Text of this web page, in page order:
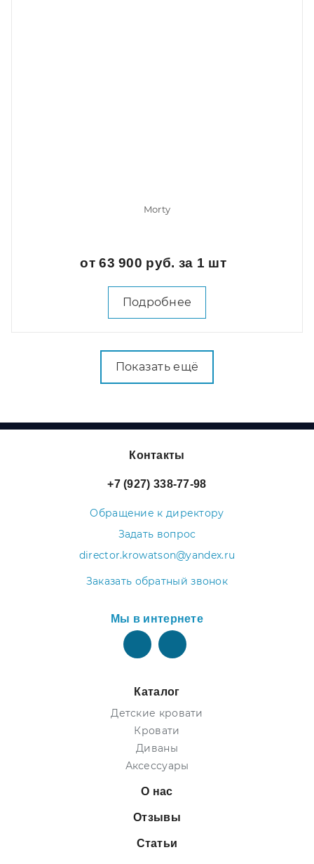
Morty
от 63 900 руб. за 1 шт
Подробнее
Показать ещё
Контакты
+7 (927) 338-77-98
Обращение к директору
Задать вопрос
director.krowatson@yandex.ru
Заказать обратный звонок
Мы в интернете
Каталог
Детские кровати
Кровати
Диваны
Аксессуары
О нас
Отзывы
Статьи